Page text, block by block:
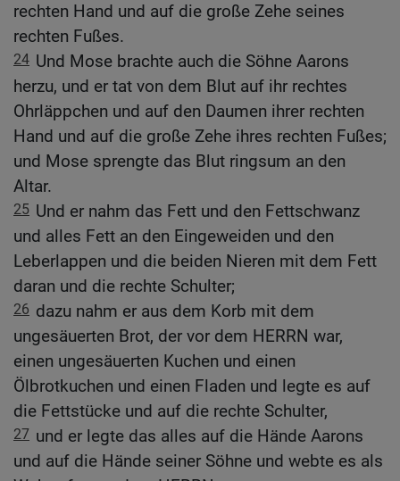
rechten Hand und auf die große Zehe seines
rechten Fußes.
24 Und Mose brachte auch die Söhne Aarons
herzu, und er tat von dem Blut auf ihr rechtes
Ohrläppchen und auf den Daumen ihrer rechten
Hand und auf die große Zehe ihres rechten Fußes;
und Mose sprengte das Blut ringsum an den
Altar.
25 Und er nahm das Fett und den Fettschwanz
und alles Fett an den Eingeweiden und den
Leberlappen und die beiden Nieren mit dem Fett
daran und die rechte Schulter;
26 dazu nahm er aus dem Korb mit dem
ungesäuerten Brot, der vor dem HERRN war,
einen ungesäuerten Kuchen und einen
Ölbrotkuchen und einen Fladen und legte es auf
die Fettstücke und auf die rechte Schulter,
27 und er legte das alles auf die Hände Aarons
und auf die Hände seiner Söhne und webte es als